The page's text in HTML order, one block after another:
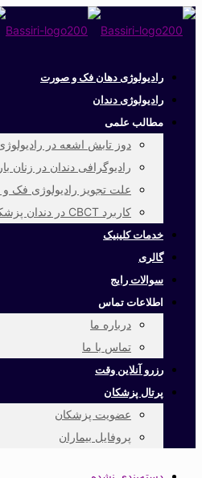
رادیولوژی دهان فک و صورت
رادیولوژی دندان
مطالب علمی
دوز تابش اشعه در
رادیوگرافی دندان در زنان
علت تجویز رادیولوژی فک
کاربرد CBCT در دندان پزشکی
خدمات کلینیک
گالری
سوالات رایج
اطلاعات تماس
درباره ما
تماس با ما
رزرو آنلاین وقت
پرتال پزشکان
عضویت پزشکان
پروفایل بیماران